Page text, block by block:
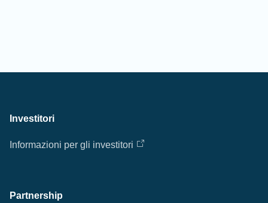
Investitori
Informazioni per gli investitori
Partnership